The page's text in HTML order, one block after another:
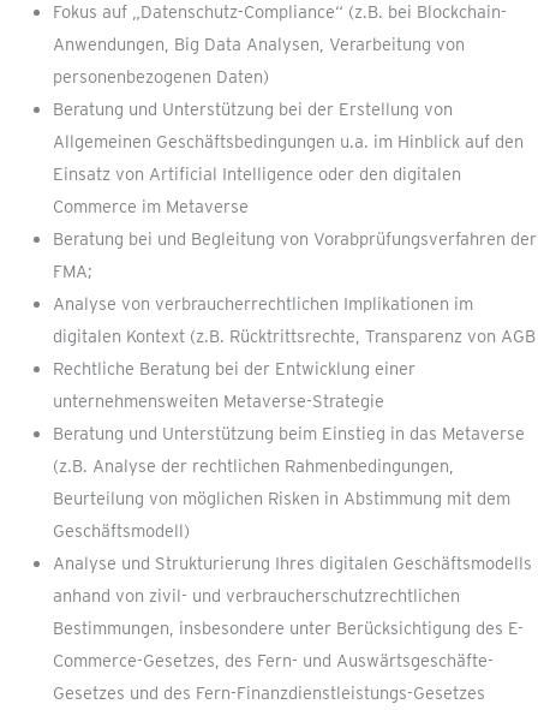
Fokus auf „Datenschutz-Compliance“ (z.B. bei Blockchain-
Anwendungen, Big Data Analysen, Verarbeitung von
personenbezogenen Daten)
Beratung und Unterstützung bei der Erstellung von
Allgemeinen Geschäftsbedingungen u.a. im Hinblick auf den
Einsatz von Artificial Intelligence oder den digitalen
Commerce im Metaverse
Beratung bei und Begleitung von Vorabprüfungsverfahren der
FMA;
Analyse von verbraucherrechtlichen Implikationen im
digitalen Kontext (z.B. Rücktrittsrechte, Transparenz von AGB
Rechtliche Beratung bei der Entwicklung einer
unternehmensweiten Metaverse-Strategie
Beratung und Unterstützung beim Einstieg in das Metaverse
(z.B. Analyse der rechtlichen Rahmenbedingungen,
Beurteilung von möglichen Risken in Abstimmung mit dem
Geschäftsmodell)
Analyse und Strukturierung Ihres digitalen Geschäftsmodells
anhand von zivil- und verbraucherschutzrechtlichen
Bestimmungen, insbesondere unter Berücksichtigung des E-
Commerce-Gesetzes, des Fern- und Auswärtsgeschäfte-
Gesetzes und des Fern-Finanzdienstleistungs-Gesetzes